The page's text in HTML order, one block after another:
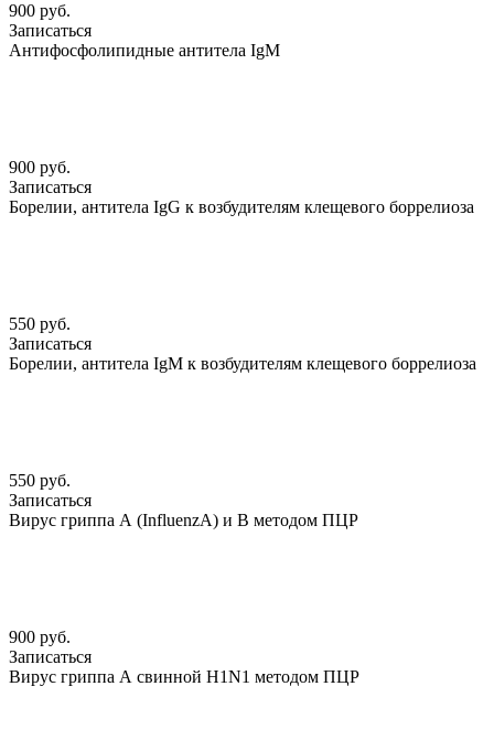
900 руб.
Записаться
Антифосфолипидные антитела IgM
900 руб.
Записаться
Борелии, антитела IgG к возбудителям клещевого боррелиоза
550 руб.
Записаться
Борелии, антитела IgМ к возбудителям клещевого боррелиоза
550 руб.
Записаться
Вирус гриппа А (InfluenzА) и В методом ПЦР
900 руб.
Записаться
Вирус гриппа А свинной H1N1 методом ПЦР